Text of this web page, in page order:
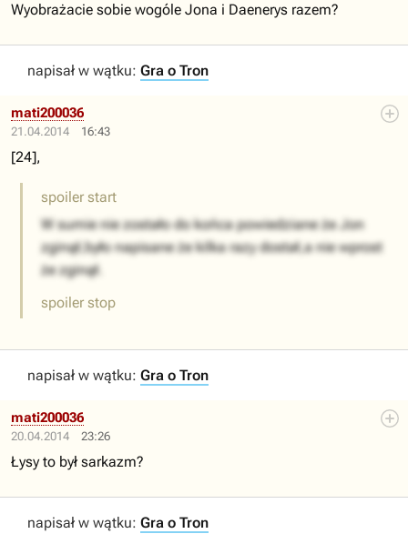
Wyobrażacie sobie wogóle Jona i Daenerys razem?
napisał w wątku: Gra o Tron
21.04.2014 16:43
mati200036
[24],
spoiler start
W sumie nie zostało do końca powiedziane że Jon
zginął,było napisane że kilka razy dostał,a nie wprost
że zginął.
spoiler stop
napisał w wątku: Gra o Tron
20.04.2014 23:26
mati200036
Łysy to był sarkazm?
napisał w wątku: Gra o Tron